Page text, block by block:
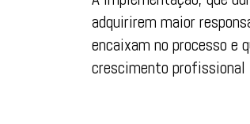
adquirirem maior
encaixam no processo e
crescimento profissional